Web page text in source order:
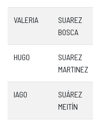
VALERIA
SUAREZ
BOSCA
HUGO
SUAREZ
MARTINEZ
IAGO
SUÁREZ
MEITÍN